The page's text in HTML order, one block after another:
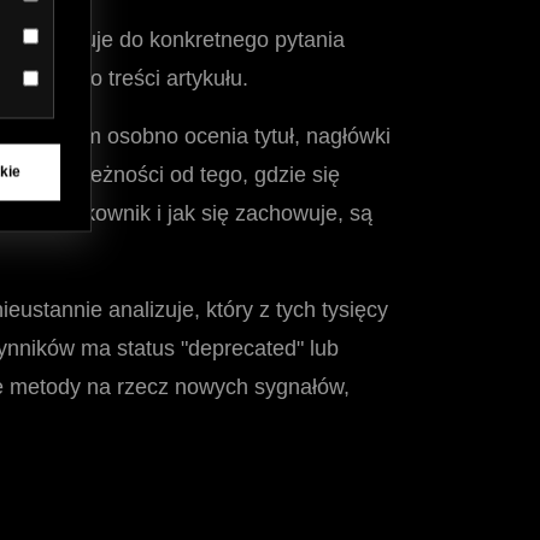
pasuje do konkretnego pytania
do treści artykułu.
osobno ocenia tytuł, nagłówki
w zależności od tego, gdzie się
użytkownik i jak się zachowuje, są
analizuje, który z tych tysięcy
ma status "deprecated" lub
na rzecz nowych sygnałów,